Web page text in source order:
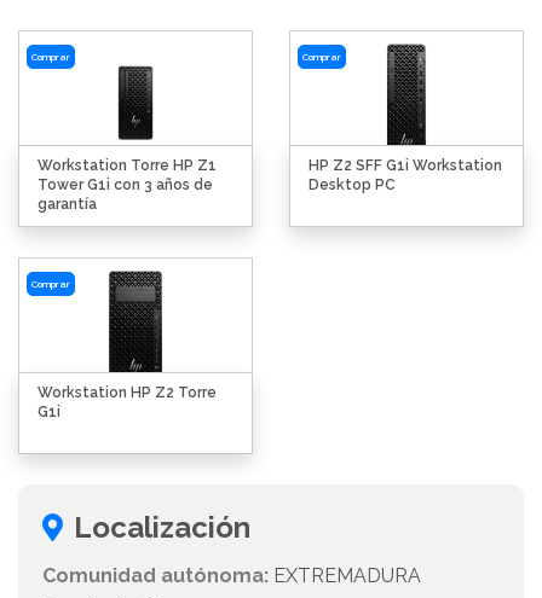
Comprar
Workstation Torre HP Z1
Tower G1i con 3 años de
garantía
Comprar
HP Z2 SFF G1i Workstation
Desktop PC
Comprar
Workstation HP Z2 Torre
G1i
Localización
Comunidad autónoma: EXTREMADURA